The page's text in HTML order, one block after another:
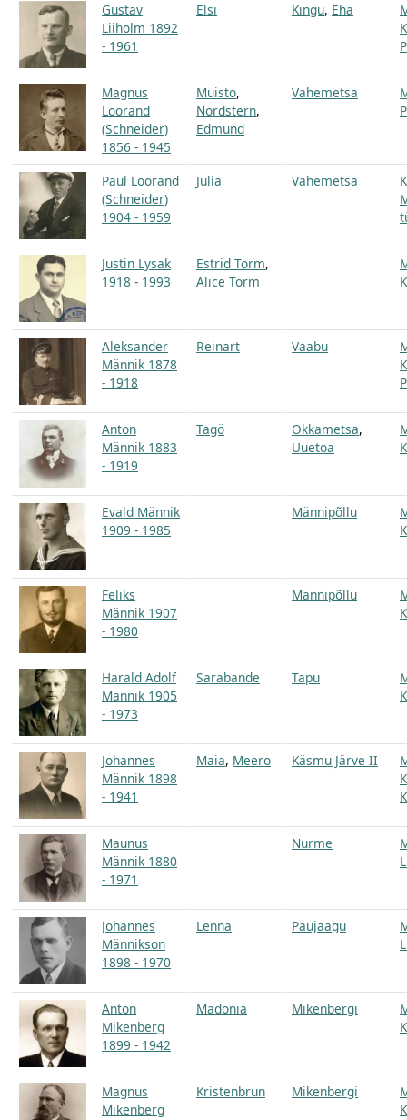
Gustav
Liiholm 1892
- 1961
Elsi Kingu, Eha
Magnus
Loorand
(Schneider)
1856 - 1945
Muisto,
Nordstern,
Edmund
Vahemetsa
Paul Loorand
(Schneider)
1904 - 1959
Julia Vahemetsa
Justin Lysak
1918 - 1993
Estrid Torm,
Alice Torm
Aleksander
Männik 1878
- 1918
Reinart Vaabu
Anton
Männik 1883
- 1919
Tagö Okkametsa,
Uuetoa
Evald Männik
1909 - 1985
Männipõllu
Feliks
Männik 1907
- 1980
Männipõllu
Harald Adolf
Männik 1905
- 1973
Sarabande Tapu
Johannes
Männik 1898
- 1941
Maia, Meero Käsmu Järve II
Maunus
Männik 1880
- 1971
Nurme
Johannes
Männikson
1898 - 1970
Lenna Paujaagu
Anton
Mikenberg
1899 - 1942
Madonia Mikenbergi
Magnus
Mikenberg
Kristenbrun Mikenbergi